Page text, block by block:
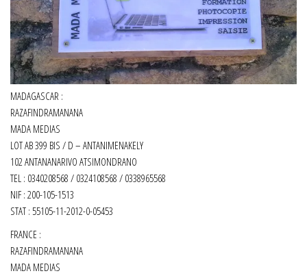
MADAGASCAR :
RAZAFINDRAMANANA
MADA MEDIAS
LOT AB 399 BIS / D – ANTANIMENAKELY
102 ANTANANARIVO ATSIMONDRANO
TEL : 0340208568 / 0324108568 / 0338965568
NIF : 200-105-1513
STAT : 55105-11-2012-0-05453
FRANCE :
RAZAFINDRAMANANA
MADA MEDIAS